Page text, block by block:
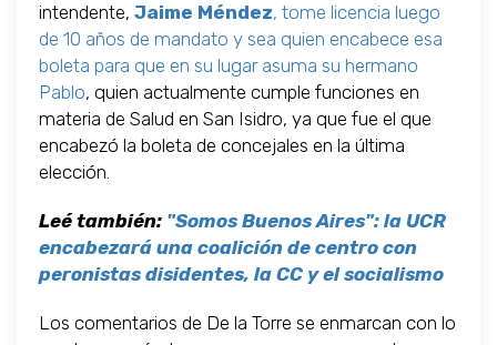
intendente, Jaime Méndez, tome licencia luego
de 10 años de mandato y sea quien encabece esa
boleta para que en su lugar asuma su hermano
Pablo, quien actualmente cumple funciones en
materia de Salud en San Isidro, ya que fue el que
encabezó la boleta de concejales en la última
elección.
Leé también: "Somos Buenos Aires": la UCR
encabezará una coalición de centro con
peronistas disidentes, la CC y el socialismo
Los comentarios de De la Torre se enmarcan con lo